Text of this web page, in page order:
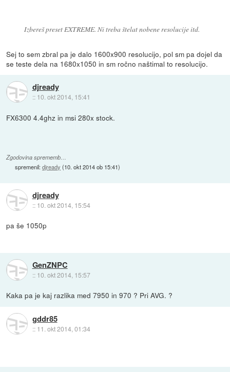
Izbereš preset EXTREME. Ni treba štelat nobene resolucije itd.
Sej to sem zbral pa je dalo 1600x900 resolucijo, pol sm pa dojel da
se teste dela na 1680x1050 in sm ročno naštimal to resolucijo.
djready
:: 10. okt 2014, 15:41
FX6300 4.4ghz in msi 280x stock.
Zgodovina sprememb…
spremenil:djready (10. okt 2014 ob 15:41)
djready
:: 10. okt 2014, 15:54
pa še 1050p
GenZNPC
:: 10. okt 2014, 15:57
Kaka pa je kaj razlika med 7950 in 970 ? Pri AVG. ?
gddr85
:: 11. okt 2014, 01:34